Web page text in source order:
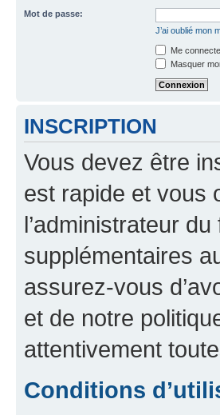
Mot de passe:
J’ai oublié mon
Me
Masquer
INSCRIPTION
Vous devez être
est rapide et vous
l’administrateur
supplémentaires
assurez-vous
et de notre
attentivement
Conditions